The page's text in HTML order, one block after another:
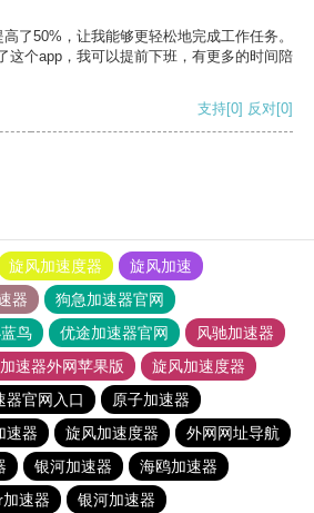
了50%，让我能够更轻松地完成工作任务。
这个app，我可以提前下班，有更多的时间陪
支持[0] 反对[0]
旋风加速度器
旋风加速
器
狗急加速器官网
鸟 优途加速器官网
风驰加速器
速器外网苹果版
旋风加速度器
器官网入口
原子加速器
速器 旋风加速度器
外网网址导航
银河加速器
海鸥加速器
速器
银河加速器